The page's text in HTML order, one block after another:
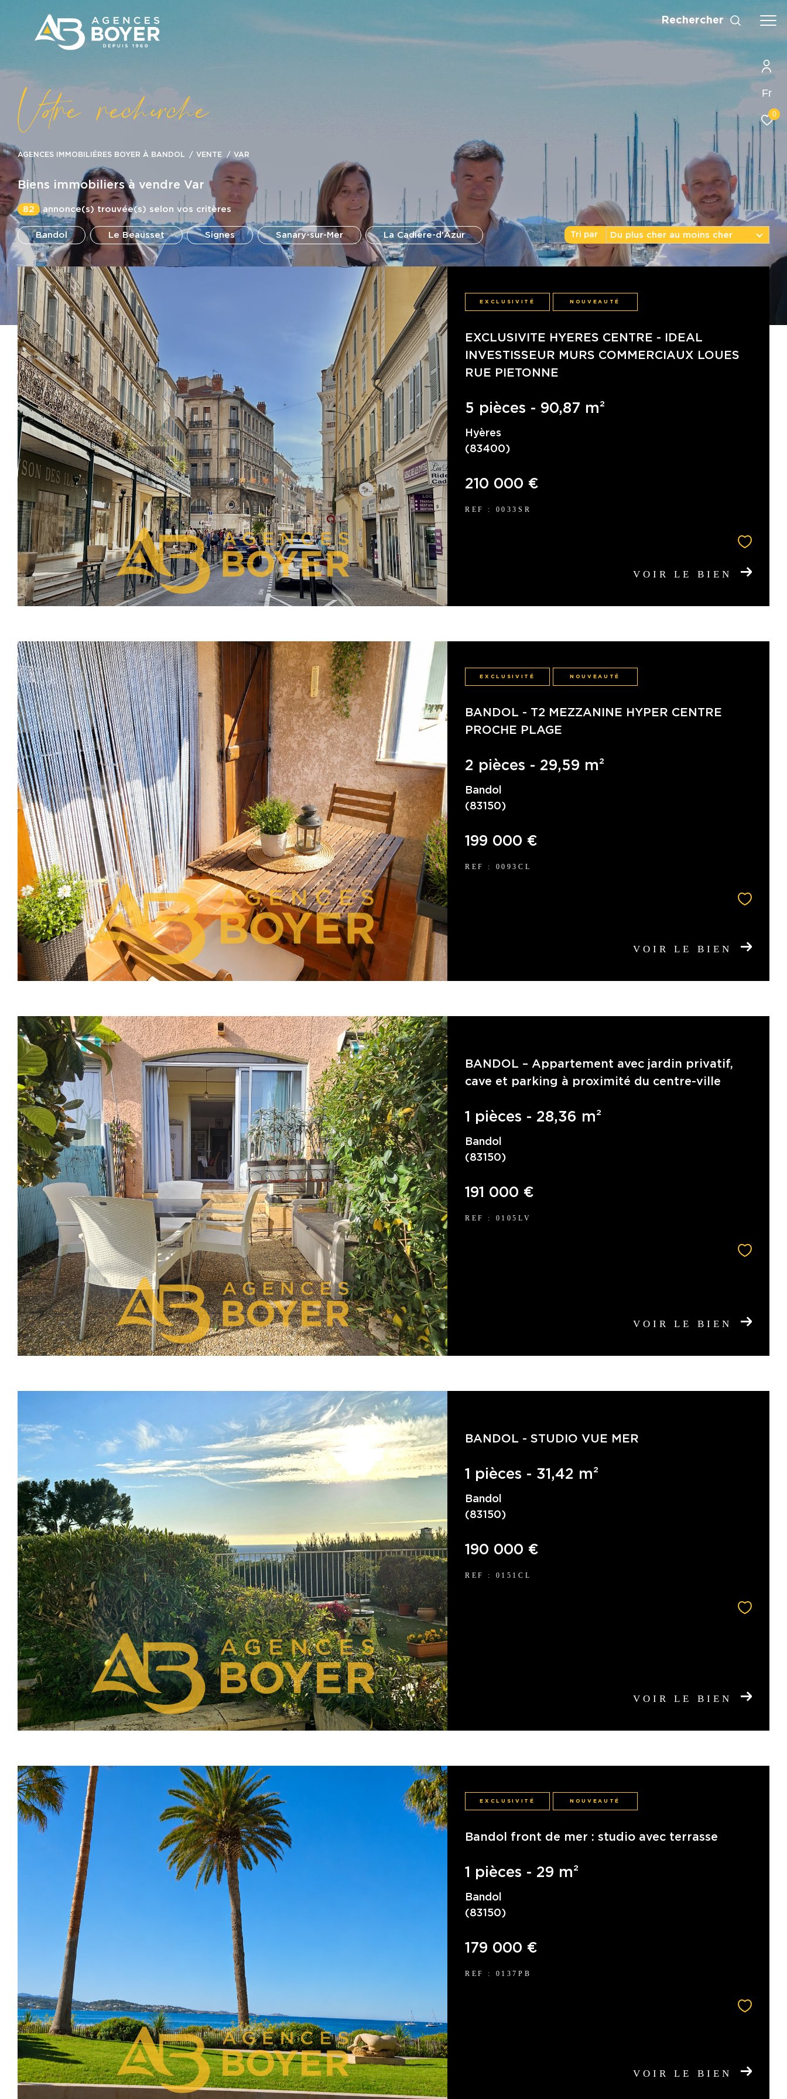
Fr
0
Rechercher
Vore recece
AGENCES IMMOBILIÉRES BOYER À BANDOL VENTE VAR
Biens immobiliers à vendre Var
82 annonce(s) trouvée(s) selon vos critères
Bandol Le Beausset Signes Sanary-sur-Mer La Cadière-d'Azur Tri par Du plus cher au moins cher
EXCLUSIVITÉ NOUVEAUTÉ
EXCLUSIVITE HYERES CENTRE - IDEAL
INVESTISSEUR MURS COMMERCIAUX LOUES
RUE PIETONNE
5 pièces - 90,87 m²
Hyères
(83400)
210 000 €
REF : 0033SR
VOIR LE BIEN
EXCLUSIVITÉ NOUVEAUTÉ
BANDOL - T2 MEZZANINE HYPER CENTRE
PROCHE PLAGE
2 pièces - 29,59 m²
Bandol
(83150)
199 000 €
REF : 0093CL
VOIR LE BIEN
BANDOL – Appartement avec jardin privatif,
cave et parking à proximité du centre-ville
1 pièces - 28,36 m²
Bandol
(83150)
191 000 €
REF : 0105LV
VOIR LE BIEN
BANDOL - STUDIO VUE MER
1 pièces - 31,42 m²
Bandol
(83150)
190 000 €
REF : 0151CL
VOIR LE BIEN
EXCLUSIVITÉ NOUVEAUTÉ
Bandol front de mer : studio avec terrasse
1 pièces - 29 m²
Bandol
(83150)
179 000 €
REF : 0137PB
VOIR LE BIEN